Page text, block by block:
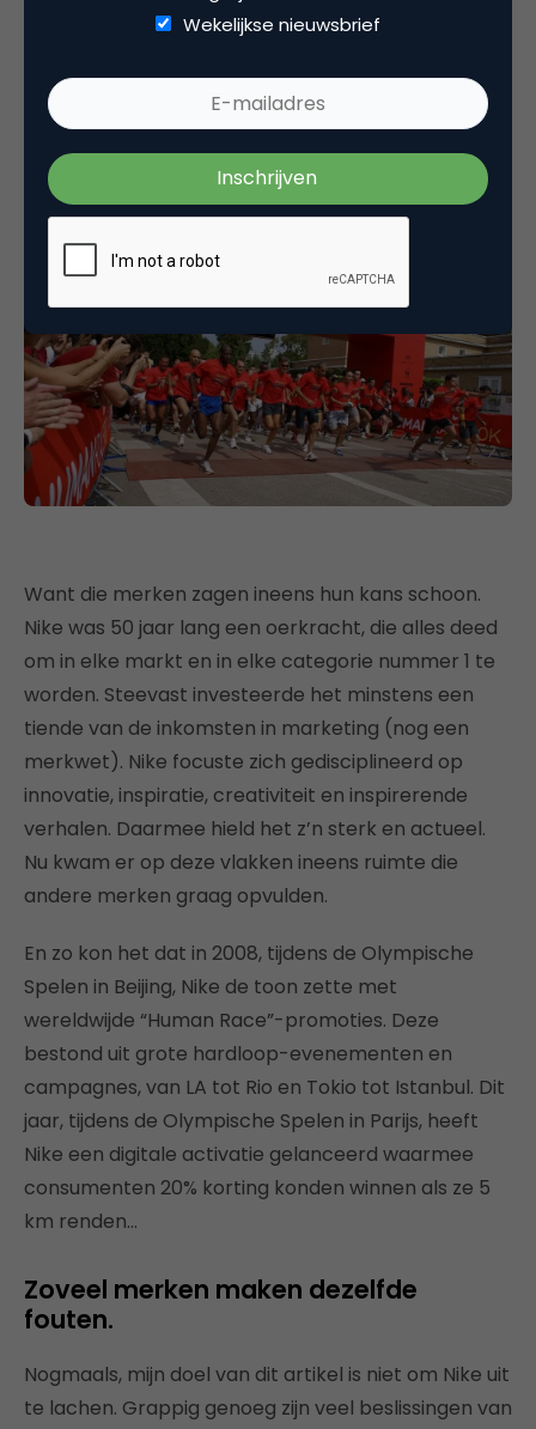
strategie had veranderd, bleven deze mensen naar
dezelfde winkels gaan. Dat Nike niet meer in hun
winkel aanwezig was, losten ze simpelweg op door
voor een ander merk te kiezen.
De concurrentie kreeg weer ruimte.
Want die merken zagen ineens hun kans schoon.
Nike was 50 jaar lang een oerkracht, die alles deed
om in elke markt en in elke categorie nummer 1 te
worden. Steevast investeerde het minstens een
tiende van de inkomsten in marketing (nog een
merkwet). Nike focuste zich gedisciplineerd op
innovatie, inspiratie, creativiteit en inspirerende
verhalen. Daarmee hield het z’n sterk en actueel.
Nu kwam er op deze vlakken ineens ruimte die
andere merken graag opvulden.
En zo kon het dat in 2008, tijdens de Olympische
Spelen in Beijing, Nike de toon zette met
wereldwijde “Human Race”-promoties. Deze
bestond uit grote hardloop-evenementen en
campagnes, van LA tot Rio en Tokio tot Istanbul. Dit
jaar, tijdens de Olympische Spelen in Parijs, heeft
Nike een digitale activatie gelanceerd waarmee
consumenten 20% korting konden winnen als ze 5
km renden…
Zoveel merken maken dezelfde
fouten.
Nogmaals, mijn doel van dit artikel is niet om Nike uit
te lachen. Grappig genoeg zijn veel beslissingen van
Wekelijkse nieuwsbrief